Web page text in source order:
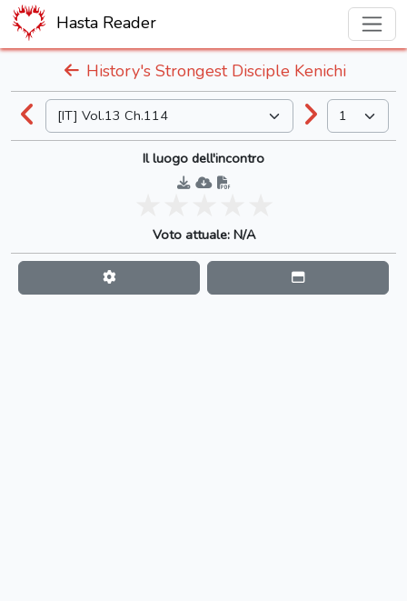
Hasta Reader
History's Strongest Disciple Kenichi
Il luogo dell'incontro
Voto attuale: N/A